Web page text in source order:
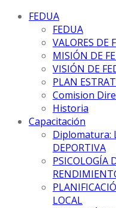
FEDUA
FEDUA
VALORES DE
MISIÓN DE
VISIÓN DE
PLAN
Comision
Historia
Capacitación
Diplomatura:
DEPORTIVA
PSICOLOGÍA
LOCAL